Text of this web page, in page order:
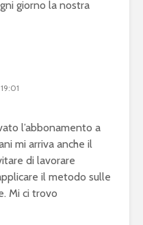
giorno la nostra
l’abbonamento a
mi arriva anche il
di lavorare
il metodo sulle
Mi ci trovo